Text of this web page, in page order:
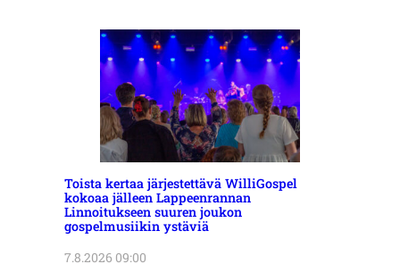
Toista kertaa järjestettävä WilliGospel
kokoaa jälleen Lappeenrannan
Linnoitukseen suuren joukon
gospelmusiikin ystäviä
7.8.2026 09:00